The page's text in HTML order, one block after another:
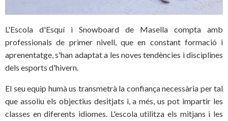
L'Escola d'Esquí i Snowboard de Masella compta amb
professionals de primer nivell, que en constant formació i
aprenentatge, s'han adaptat a les noves tendències i disciplines
dels esports d'hivern.
El seu equip humà us transmetrà la confiança necessària per tal
que assoliu els objectius desitjats i, a més, us pot impartir les
classes en diferents idiomes. L'escola utilitza els mitjans i les